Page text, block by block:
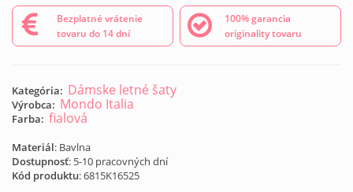
Bezplatné vrátenie
tovaru do 14 dní
100% garancia
originality tovaru
Kategória: Dámske letné šaty
Výrobca: Mondo Italia
Farba: fialová
Materiál: Bavlna
Dostupnosť: 5-10 pracovných dní
Kód produktu:6815K16525